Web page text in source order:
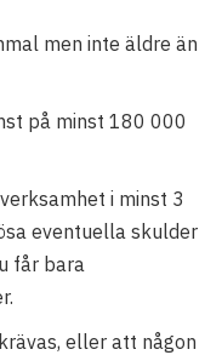
men inte äldre än
på minst 180 000
i minst 3
eventuella skulder
får bara
eller att någon